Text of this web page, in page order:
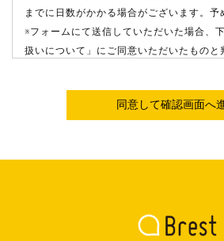
までに日数がかかる場合がございます。予
※フォームにて送信していただいた場合、
扱いについて」にご同意いただいたものと
※お客様へのご回答のe-mailの一部または
使用になることはご遠慮ください。
株式会社Brest（以下当社といいます）は